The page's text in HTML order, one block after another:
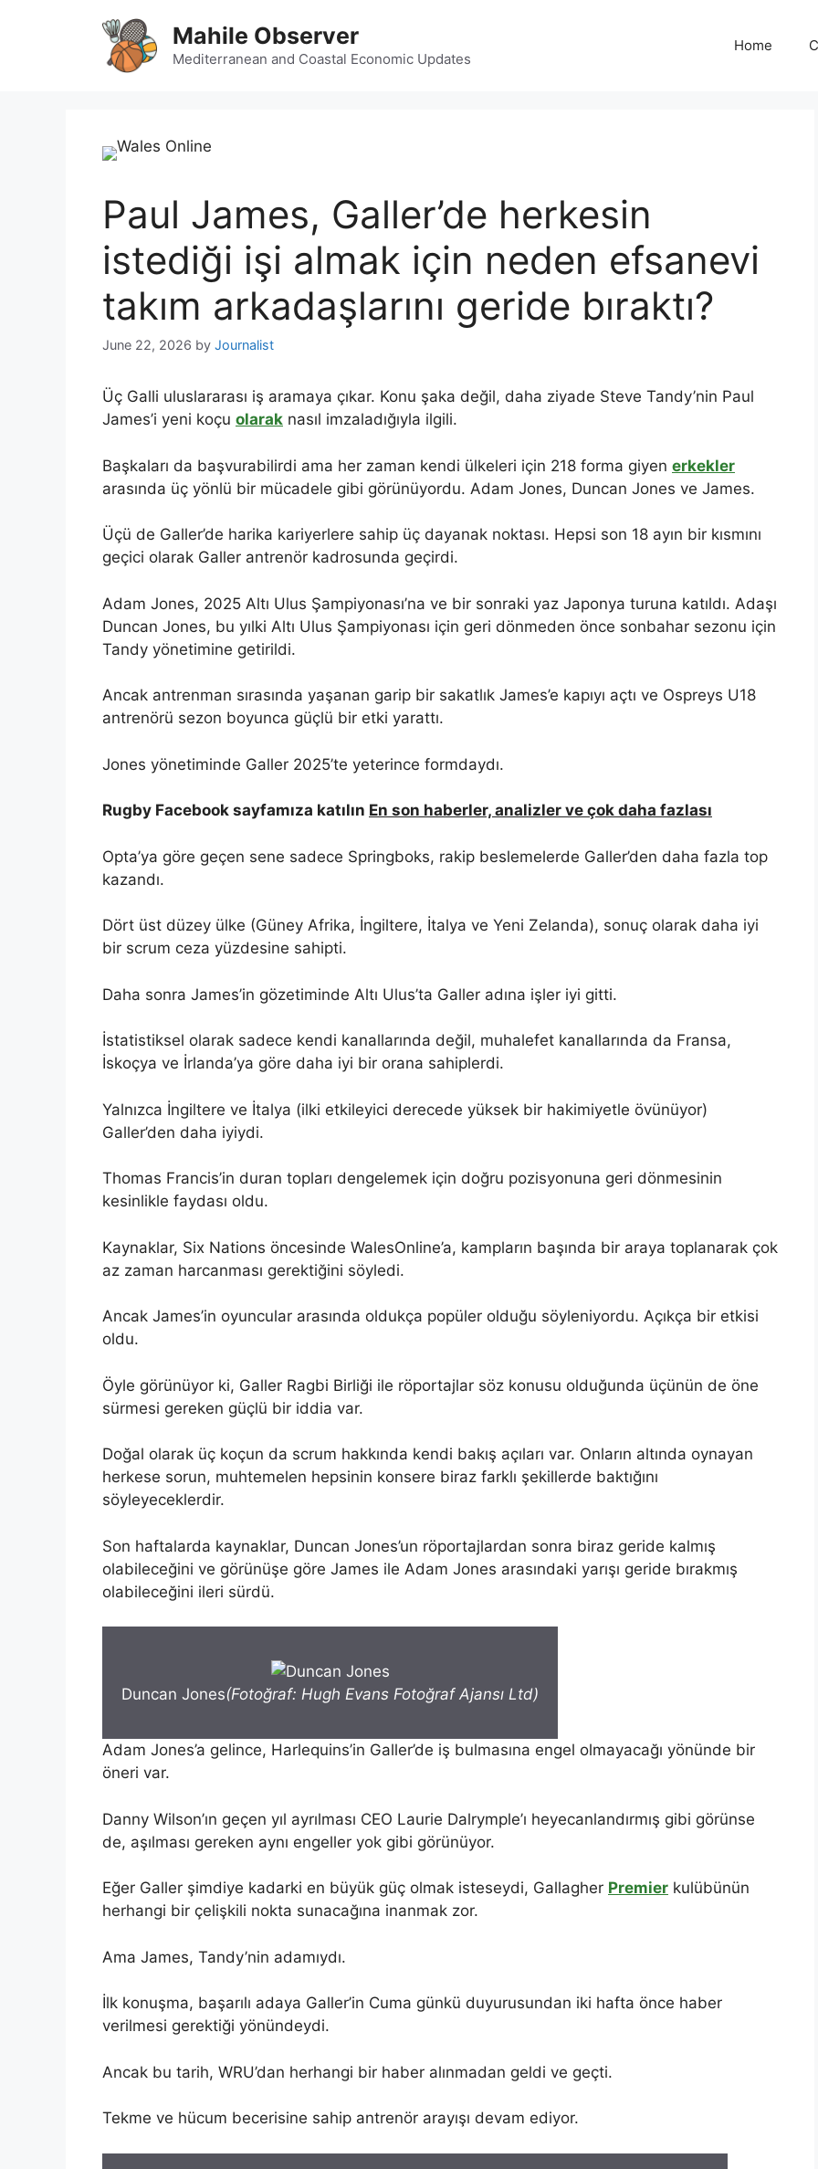
Mahile Observer
Mediterranean and Coastal Economic Updates
Home
Paul James, Galler’de herkesin
istediği işi almak için neden efsanevi
takım arkadaşlarını geride bıraktı?
June 22, 2026 by Journalist
Üç Galli uluslararası iş aramaya çıkar. Konu şaka değil, daha ziyade Steve Tandy’nin Paul
James’i yeni koçu olarak nasıl imzaladığıyla ilgili.
Başkaları da başvurabilirdi ama her zaman kendi ülkeleri için 218 forma giyen erkekler
arasında üç yönlü bir mücadele gibi görünüyordu. Adam Jones, Duncan Jones ve James.
Üçü de Galler’de harika kariyerlere sahip üç dayanak noktası. Hepsi son 18 ayın bir kısmını
geçici olarak Galler antrenör kadrosunda geçirdi.
Adam Jones, 2025 Altı Ulus Şampiyonası’na ve bir sonraki yaz Japonya turuna katıldı. Adaşı
Duncan Jones, bu yılki Altı Ulus Şampiyonası için geri dönmeden önce sonbahar sezonu için
Tandy yönetimine getirildi.
Ancak antrenman sırasında yaşanan garip bir sakatlık James’e kapıyı açtı ve Ospreys U18
antrenörü sezon boyunca güçlü bir etki yarattı.
Jones yönetiminde Galler 2025’te yeterince formdaydı.
Rugby Facebook sayfamıza katılın En son haberler, analizler ve çok daha fazlası
Opta’ya göre geçen sene sadece Springboks, rakip beslemelerde Galler’den daha fazla top
kazandı.
Dört üst düzey ülke (Güney Afrika, İngiltere, İtalya ve Yeni Zelanda), sonuç olarak daha iyi
bir scrum ceza yüzdesine sahipti.
Daha sonra James’in gözetiminde Altı Ulus’ta Galler adına işler iyi gitti.
İstatistiksel olarak sadece kendi kanallarında değil, muhalefet kanallarında da Fransa,
İskoçya ve İrlanda’ya göre daha iyi bir orana sahiplerdi.
Yalnızca İngiltere ve İtalya (ilki etkileyici derecede yüksek bir hakimiyetle övünüyor)
Galler’den daha iyiydi.
Thomas Francis’in duran topları dengelemek için doğru pozisyonuna geri dönmesinin
kesinlikle faydası oldu.
Kaynaklar, Six Nations öncesinde WalesOnline’a, kampların başında bir araya toplanarak çok
az zaman harcanması gerektiğini söyledi.
Ancak James’in oyuncular arasında oldukça popüler olduğu söyleniyordu. Açıkça bir etkisi
oldu.
Öyle görünüyor ki, Galler Ragbi Birliği ile röportajlar söz konusu olduğunda üçünün de öne
sürmesi gereken güçlü bir iddia var.
Doğal olarak üç koçun da scrum hakkında kendi bakış açıları var. Onların altında oynayan
herkese sorun, muhtemelen hepsinin konsere biraz farklı şekillerde baktığını
söyleyeceklerdir.
Son haftalarda kaynaklar, Duncan Jones’un röportajlardan sonra biraz geride kalmış
olabileceğini ve görünüşe göre James ile Adam Jones arasındaki yarışı geride bırakmış
olabileceğini ileri sürdü.
Duncan Jones(Fotoğraf: Hugh Evans Fotoğraf Ajansı Ltd)
Adam Jones’a gelince, Harlequins’in Galler’de iş bulmasına engel olmayacağı yönünde bir
öneri var.
Danny Wilson’ın geçen yıl ayrılması CEO Laurie Dalrymple’ı heyecanlandırmış gibi görünse
de, aşılması gereken aynı engeller yok gibi görünüyor.
Eğer Galler şimdiye kadarki en büyük güç olmak isteseydi, Gallagher Premier kulübünün
herhangi bir çelişkili nokta sunacağına inanmak zor.
Ama James, Tandy’nin adamıydı.
İlk konuşma, başarılı adaya Galler’in Cuma günkü duyurusundan iki hafta önce haber
verilmesi gerektiği yönündeydi.
Ancak bu tarih, WRU’dan herhangi bir haber alınmadan geldi ve geçti.
Tekme ve hücum becerisine sahip antrenör arayışı devam ediyor.